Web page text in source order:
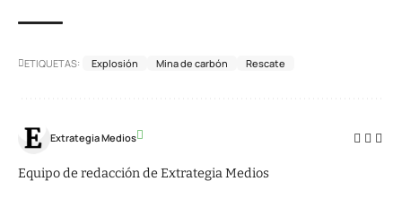
ETIQUETAS: Explosión Mina de carbón Rescate
Extrategia Medios
Equipo de redacción de Extrategia Medios